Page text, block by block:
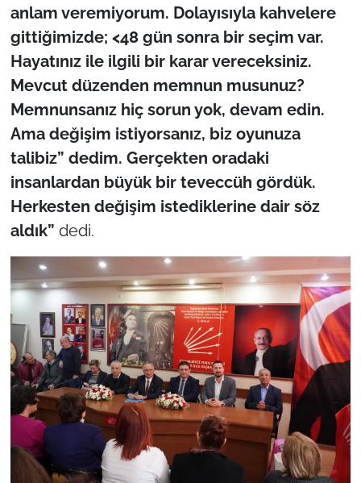
anlam veremiyorum. Dolayısıyla kahvelere
gittiğimizde; <48 gün sonra bir seçim var.
Hayatınız ile ilgili bir karar vereceksiniz.
Mevcut düzenden memnun musunuz?
Memnunsanız hiç sorun yok, devam edin.
Ama değişim istiyorsanız, biz oyunuza
talibiz” dedim. Gerçekten oradaki
insanlardan büyük bir teveccüh gördük.
Herkesten değişim istediklerine dair söz
aldık” dedi.